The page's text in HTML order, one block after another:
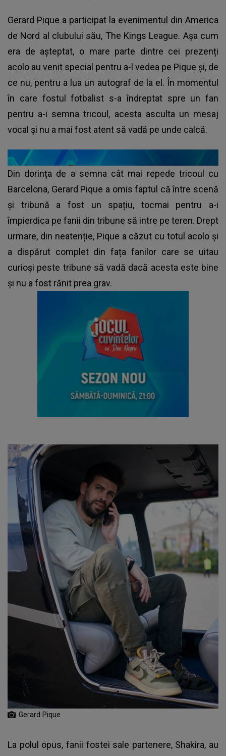
Gerard Pique a participat la evenimentul din America
de Nord al clubului său, The Kings League. Așa cum
era de așteptat, o mare parte dintre cei prezenți
acolo au venit special pentru a-l vedea pe Pique și, de
ce nu, pentru a lua un autograf de la el. În momentul
în care fostul fotbalist s-a îndreptat spre un fan
pentru a-i semna tricoul, acesta asculta un mesaj
vocal și nu a mai fost atent să vadă pe unde calcă.
Din dorința de a semna cât mai repede tricoul cu
Barcelona, Gerard Pique a omis faptul că între scenă
și tribună a fost un spațiu, tocmai pentru a-i
împierdica pe fanii din tribune să intre pe teren. Drept
urmare, din neatenție, Pique a căzut cu totul acolo și
a dispărut complet din fața fanilor care se uitau
curioși peste tribune să vadă dacă acesta este bine
și nu a fost rănit prea grav.
Gerard Pique
La polul opus, fanii fostei sale partenere, Shakira, au